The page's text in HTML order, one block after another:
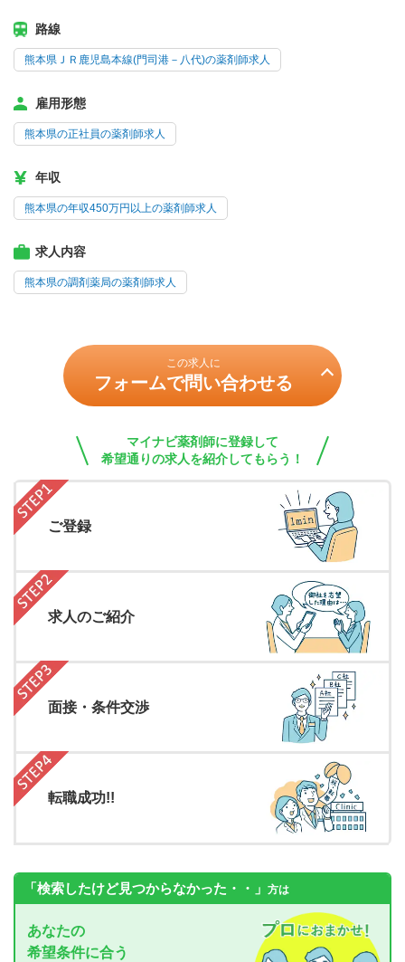
路線
熊本県ＪＲ鹿児島本線(門司港－八代)の薬剤師求人
雇用形態
熊本県の正社員の薬剤師求人
年収
熊本県の年収450万円以上の薬剤師求人
求人内容
熊本県の調剤薬局の薬剤師求人
この求人に
フォームで問い合わせる
マイナビ薬剤師に登録して
希望通りの求人を紹介してもらう！
ご登録
求人のご紹介
面接・条件交渉
転職成功!!
「検索したけど見つからなかった・・」 方は
あなたの
希望条件に合う